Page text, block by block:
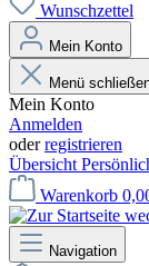
Wunschzettel
Mein Konto
Menü
Mein Konto
Anmelden
oderregistrieren
Übersicht
Warenkorb
Navigation